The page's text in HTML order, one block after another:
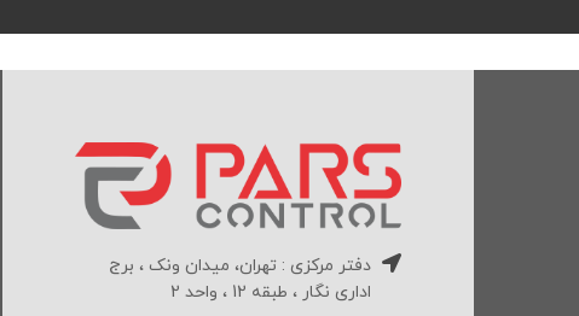
دفتر مرکزی : تهران، میدان ونک ، برج
اداری نگار ، طبقه 12 ، واحد 2